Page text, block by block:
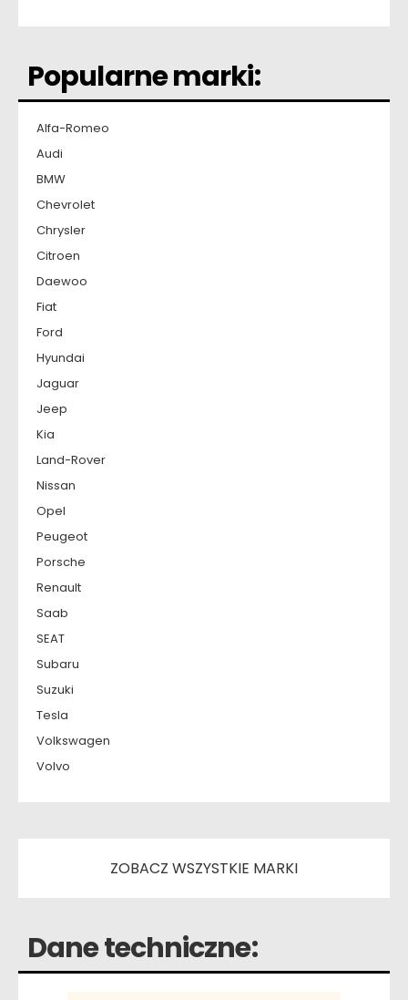
Popularne marki:
Alfa-Romeo
Audi
BMW
Chevrolet
Chrysler
Citroen
Daewoo
Fiat
Ford
Hyundai
Jaguar
Jeep
Kia
Land-Rover
Nissan
Opel
Peugeot
Porsche
Renault
Saab
SEAT
Subaru
Suzuki
Tesla
Volkswagen
Volvo
ZOBACZ WSZYSTKIE MARKI
Dane techniczne: